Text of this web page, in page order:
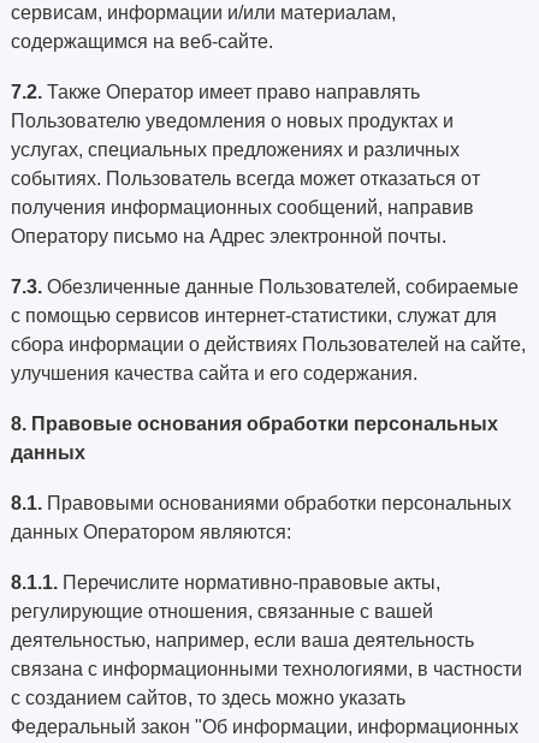
сервисам, информации и/или материалам,
содержащимся на веб-сайте.
7.2. Также Оператор имеет право направлять
Пользователю уведомления о новых продуктах и
услугах, специальных предложениях и различных
событиях. Пользователь всегда может отказаться от
получения информационных сообщений, направив
Оператору письмо на Адрес электронной почты.
7.3. Обезличенные данные Пользователей, собираемые
с помощью сервисов интернет-статистики, служат для
сбора информации о действиях Пользователей на сайте,
улучшения качества сайта и его содержания.
8. Правовые основания обработки персональных
данных
8.1. Правовыми основаниями обработки персональных
данных Оператором являются:
8.1.1. Перечислите нормативно-правовые акты,
регулирующие отношения, связанные с вашей
деятельностью, например, если ваша деятельность
связана с информационными технологиями, в частности
с созданием сайтов, то здесь можно указать
Федеральный закон "Об информации, информационных